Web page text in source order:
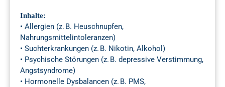
Inhalte:
• Allergien (z. B. Heuschnupfen,
Nahrungsmittelintoleranzen)
• Suchterkrankungen (z. B. Nikotin, Alkohol)
• Psychische Störungen (z. B. depressive Verstimmung,
Angstsyndrome)
• Hormonelle Dysbalancen (z. B. PMS,